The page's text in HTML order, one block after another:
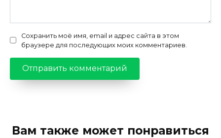
Сохранить моё имя, email и адрес сайта в этом
браузере для последующих моих комментариев.
Вам также может понравиться